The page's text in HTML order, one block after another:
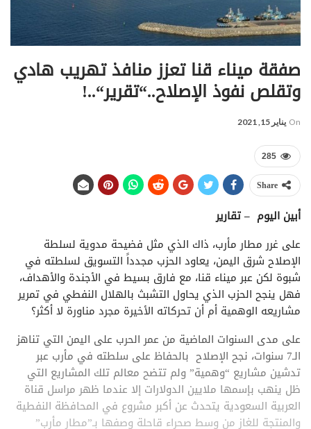
صفقة ميناء قنا تعزز منافذ تهريب هادي
وتقلص نفوذ الإصلاح..“تقرير“..!
On يناير 15, 2021
285
Share
أبين اليوم – تقارير
على غرر مطار مأرب، ذاك الذي مثل فضيحة مدوية لسلطة
الإصلاح شرق اليمن، يعاود الحزب مجدداً التسويق لسلطته في
شبوة لكن عبر ميناء قنا، مع فارق بسيط في الأجندة والأهداف،
فهل ينجح الحزب الذي يحاول التشبث بالهلال النفطي في تمرير
مشاريعه الوهمية أم أن تحركاته الأخيرة مجرد مناورة لا أكثر؟
على مدى السنوات الماضية من عمر الحرب على اليمن التي تناهز
الـ7 سنوات، نجح الإصلاح بالحفاظ على سلطته في مأرب عبر
تدشين مشاريع “وهمية” ولم تتضح معالم تلك المشاريع التي
ظل ينهب بإسمها ملايين الدولارات إلا عندما ظهر مراسل قناة
العربية السعودية يتحدث عن أكبر مشروع في المحافظة النفطية
والمنتجة للغاز من وسط صحراء قاحلة وصفها بـ”مطار مأرب”